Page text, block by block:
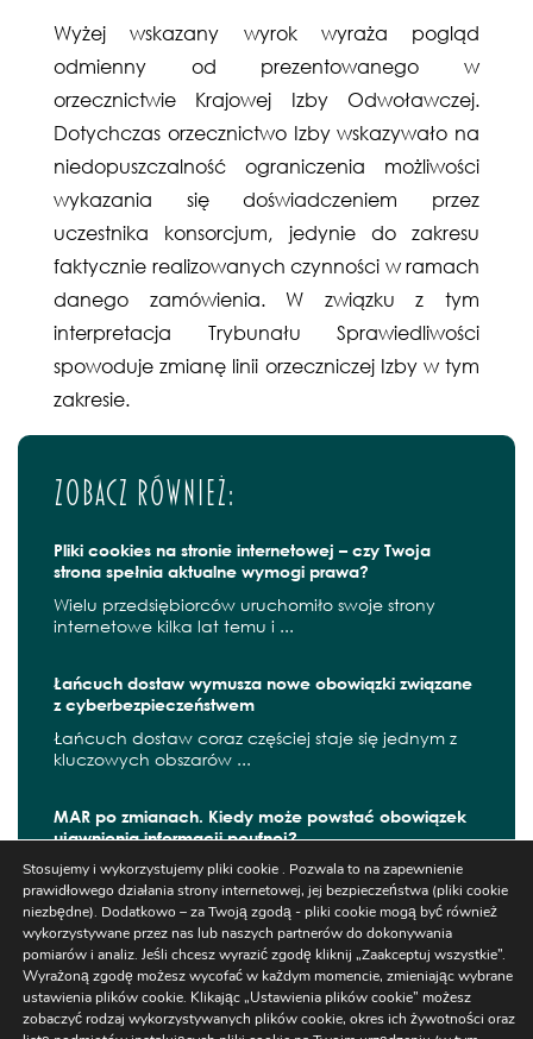
Wyżej wskazany wyrok wyraża pogląd
odmienny od prezentowanego w
orzecznictwie Krajowej Izby Odwoławczej.
Dotychczas orzecznictwo Izby wskazywało na
niedopuszczalność ograniczenia możliwości
wykazania się doświadczeniem przez
uczestnika konsorcjum, jedynie do zakresu
faktycznie realizowanych czynności w ramach
danego zamówienia. W związku z tym
interpretacja Trybunału Sprawiedliwości
spowoduje zmianę linii orzeczniczej Izby w tym
zakresie.
Zobacz również:
Pliki cookies na stronie internetowej – czy Twoja
strona spełnia aktualne wymogi prawa?
Wielu przedsiębiorców uruchomiło swoje strony
internetowe kilka lat temu i ...
Łańcuch dostaw wymusza nowe obowiązki związane
z cyberbezpieczeństwem
Łańcuch dostaw coraz częściej staje się jednym z
kluczowych obszarów ...
MAR po zmianach. Kiedy może powstać obowiązek
ujawnienia informacji poufnej?
W czerwcu 2026 r. zaczęły obowiązywać kolejne
zmiany wynikające z ...
Szukaj
Stosujemy i wykorzystujemy pliki cookie . Pozwala to na zapewnienie
prawidłowego działania strony internetowej, jej bezpieczeństwa (pliki cookie
niezbędne). Dodatkowo – za Twoją zgodą - pliki cookie mogą być również
wykorzystywane przez nas lub naszych partnerów do dokonywania
pomiarów i analiz. Jeśli chcesz wyrazić zgodę kliknij „Zaakceptuj wszystkie”.
Wyrażoną zgodę możesz wycofać w każdym momencie, zmieniając wybrane
ustawienia plików cookie. Klikając „Ustawienia plików cookie” możesz
zobaczyć rodzaj wykorzystywanych plików cookie, okres ich żywotności oraz